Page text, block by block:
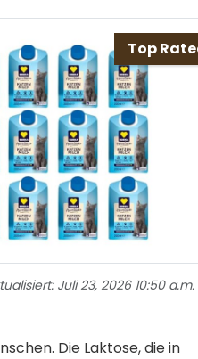
Top
Juli 23, 2026 10:50 a.m.
Die Laktose, die in